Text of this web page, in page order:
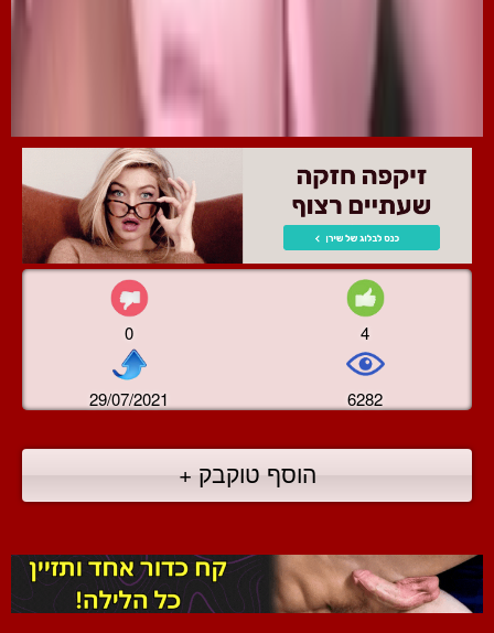
0 4
29/07/2021 6282
הוסף טוקבק +